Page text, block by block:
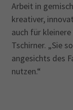
Arbeit in
kreativer,
auch für
Tschirner. „Sie
angesichts des
nutzen.“